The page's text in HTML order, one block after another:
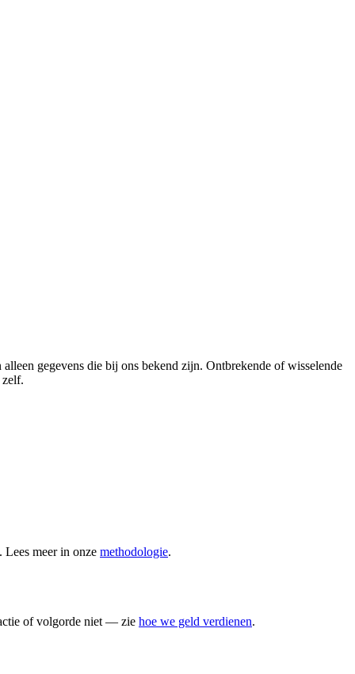
gegevens die bij ons bekend zijn. Ontbrekende of wisselende
Lees meer in onze methodologie.
of volgorde niet — zie hoe we geld verdienen.